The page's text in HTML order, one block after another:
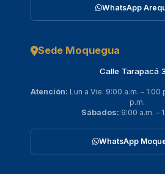
WhatsApp
Sede Moquegua
Calle Tarapacá
Atención: Lun a Vie: 9:00 a.m. –
p.m.
Sábados: 9:00 a.m. –
WhatsApp